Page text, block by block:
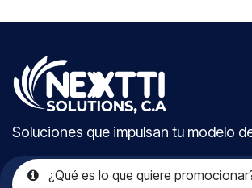
Soluciones que impulsan tu modelo
¿Qué es lo que quiere